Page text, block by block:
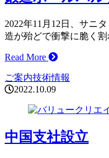
2022年11月12日、サニ
造が殆どで衝撃に脆く
Read More
ご案内技術情報
2022.10.09
中国支社設立